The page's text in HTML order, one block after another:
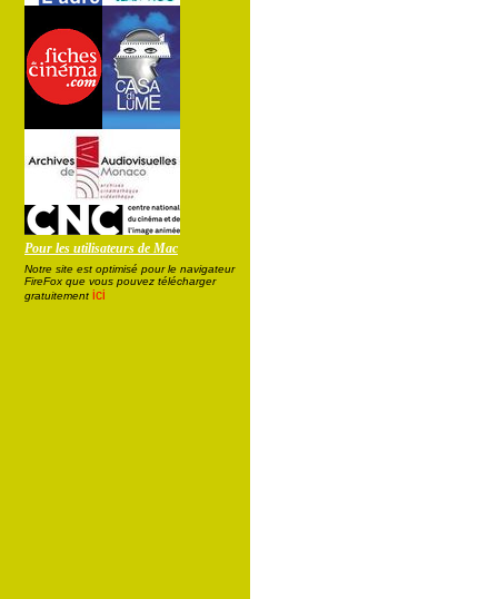
Pour les utilisateurs de Mac
Notre site est optimisé pour le navigateur
FireFox que vous pouvez télécharger
gratuitement ici